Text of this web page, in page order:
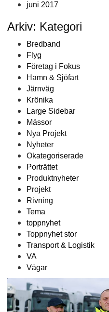
juni 2017
Arkiv: Kategori
Bredband
Flyg
Företag i Fokus
Hamn & Sjöfart
Järnväg
Krönika
Large Sidebar
Mässor
Nya Projekt
Nyheter
Okategoriserade
Porträttet
Produktnyheter
Projekt
Rivning
Tema
toppnyhet
Toppnyhet stor
Transport & Logistik
VA
Vägar